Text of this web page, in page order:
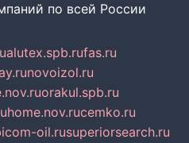
по всей России
alutex.spb.rufas.ru
novoizol.ru
orakul.spb.ru
home.nov.rucemko.ru
oil.rusuperiorsearch.ru